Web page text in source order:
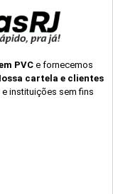
PVC e fornecemos
cartela e clientes
e instituições sem fins